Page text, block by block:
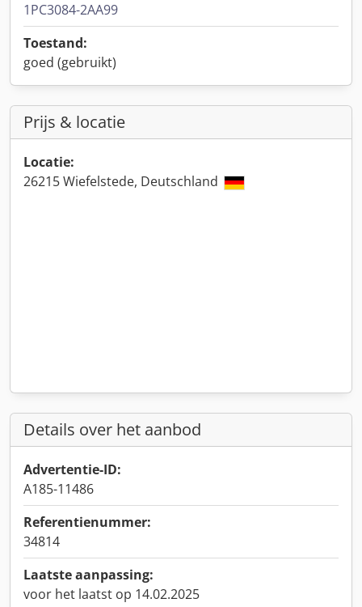
1PC3084-2AA99
Toestand:
goed (gebruikt)
Prijs & locatie
Locatie:
26215 Wiefelstede, Deutschland
Details over het aanbod
Advertentie-ID:
A185-11486
Referentienummer:
34814
Laatste aanpassing:
voor het laatst op 14.02.2025